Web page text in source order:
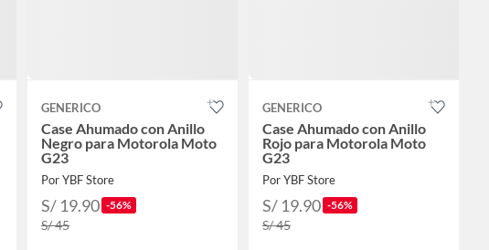
GENERICO
Case Ahumado con Anillo
Negro para Motorola Moto
G23
Por YBF Store
S/ 19.90 -56%
S/ 45
GENERICO
Case Ahumado con Anillo
Rojo para Motorola Moto
G23
Por YBF Store
S/ 19.90 -56%
S/ 45